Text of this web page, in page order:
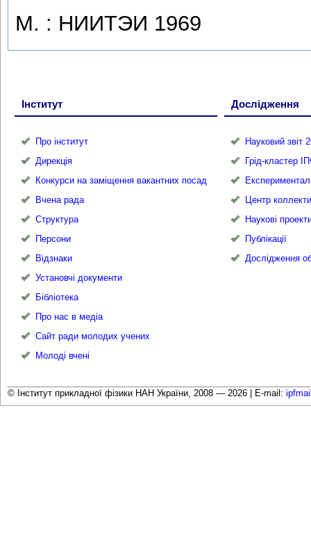
М. : НИИТЭИ 1969
Інститут
Про інститут
Дирекція
Конкурси на заміщення вакантних посад
Вчена рада
Структура
Персони
Відзнаки
Установчі документи
Бібліотека
Про нас в медіа
Сайт ради молодих учених
Молоді вчені
Дослідження
Науковий звіт
Грід-кластер
Центр
Наукові
Публікації
Дослідження
© Інститут прикладної фізики НАН України, 2008 — 2026 | E-mail: